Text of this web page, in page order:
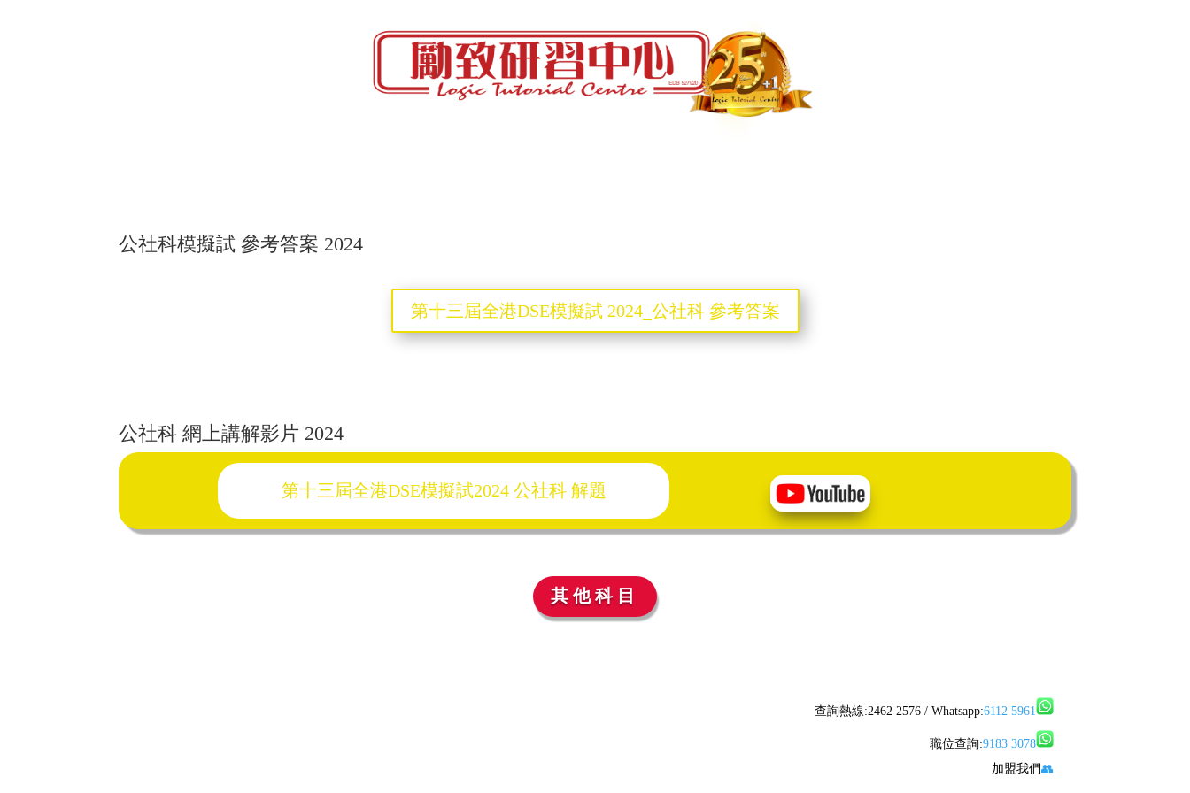
公社科模擬試 參考答案 2024
第十三屆全港DSE模擬試 2024_公社科 參考答案
公社科 網上講解影片 2024
第十三屆全港DSE模擬試2024 公社科解題
其他科目
查詢熱線:2462 2576 / Whatsapp:6112 5961
職位查詢:9183 3078
加盟我們👥